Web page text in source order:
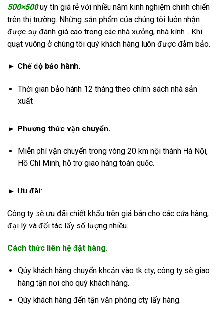
500×500 uy tín giá rẻ với nhiều năm kinh nghiệm chinh chiến
trên thị trường. Những sản phẩm của chúng tôi luôn nhận
được sự đánh giá cao trong các nhà xưởng, nhà kính… Khi
quạt vuông ở chúng tôi quý khách hàng luôn được đảm bảo.
► Chế độ bảo hành.
Thời gian bảo hành 12 tháng theo chính sách nhà sản
xuất
► Phương thức vận chuyển.
Miễn phí vận chuyển trong vòng 20 km nội thành Hà Nội,
Hồ Chí Minh, hỗ trợ giao hàng toàn quốc.
► Ưu đãi:
Công ty sẽ ưu đãi chiết khấu trên giá bán cho các cửa hàng,
đại lý và đối tác lấy số lượng nhiều.
Cách thức liên hệ đặt hàng.
Qúy khách hàng chuyển khoản vào tk cty, công ty sẽ giao
hàng tận nơi cho quý khách hàng.
Qúy khách hàng đến tận văn phòng cty lấy hàng.